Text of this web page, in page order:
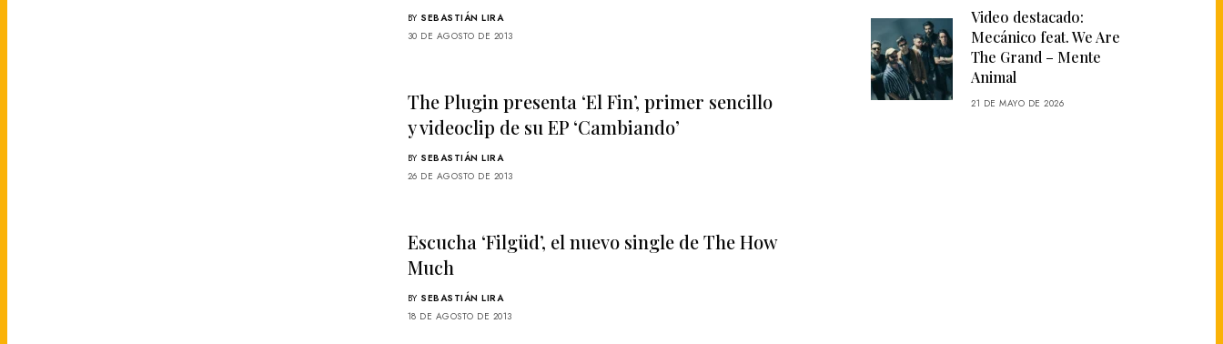
BY SEBASTIÁN LIRA
30 DE AGOSTO DE 2013
The Plugin presenta ‘El Fin’, primer sencillo
y videoclip de su EP ‘Cambiando’
BY SEBASTIÁN LIRA
26 DE AGOSTO DE 2013
Escucha ‘Filgüd’, el nuevo single de The How
Much
BY SEBASTIÁN LIRA
18 DE AGOSTO DE 2013
Video destacado:
Mecánico feat. We Are
The Grand – Mente
Animal
21 DE MAYO DE 2026